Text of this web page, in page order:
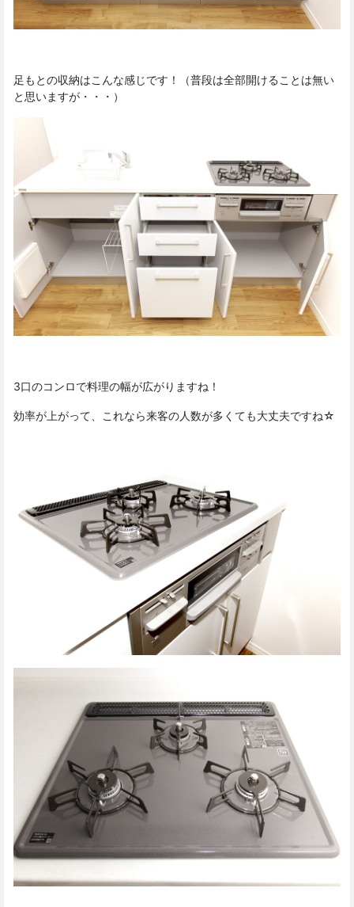
足もとの収納はこんな感じです！（普段は全部開けることは無い
と思いますが・・・）
3口のコンロで料理の幅が広がりますね！
効率が上がって、これなら来客の人数が多くても大丈夫ですね☆